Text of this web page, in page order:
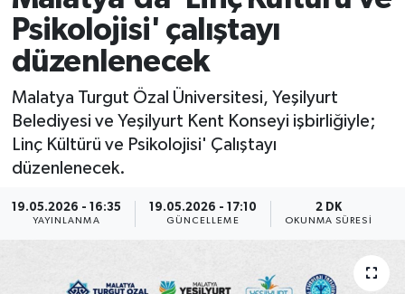
Psikolojisi' çalıştayı
düzenlenecek
Malatya Turgut Özal Üniversitesi, Yeşilyurt
Belediyesi ve Yeşilyurt Kent Konseyi işbirliğiyle;
Linç Kültürü ve Psikolojisi' Çalıştayı
düzenlenecek.
19.05.2026 - 16:35
YAYINLANMA
19.05.2026 - 17:10
GÜNCELLEME
2 DK
OKUNMA SÜRESI
Eği̇ti̇m
Resmi İlanlar
Sağlık
Si̇yaset
Spor
Yaşam
Anali̇z
Süper Lig Puan Durumu ve Fikstür
Tüm Manşetler
Son Dakika Haberleri
Haber Arşivi